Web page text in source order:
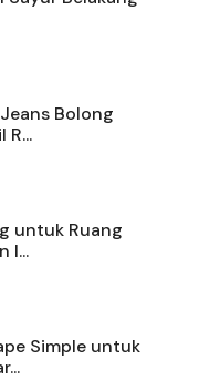
Bolong
R...
untuk Ruang
I...
Simple untuk